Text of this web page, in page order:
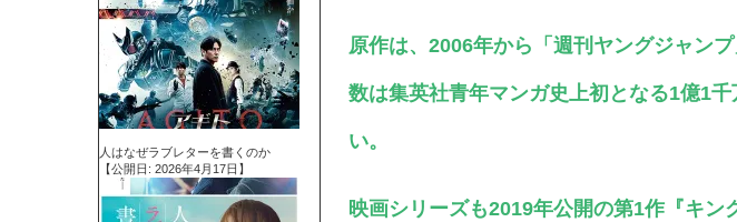
原作は、2006年から「週刊ヤングジャン
数は集英社青年マンガ史上初となる1億1
い。
映画シリーズも2019年公開の第1作『キ
人はなぜラブレターを書くのか
【公開日: 2026年4月17日】